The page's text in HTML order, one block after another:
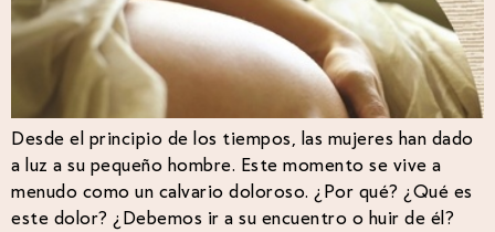
Desde el principio de los tiempos, las mujeres han dado
a luz a su pequeño hombre. Este momento se vive a
menudo como un calvario doloroso. ¿Por qué? ¿Qué es
este dolor? ¿Debemos ir a su encuentro o huir de él?